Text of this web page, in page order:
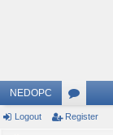
NEDOPC
or
Logout Register